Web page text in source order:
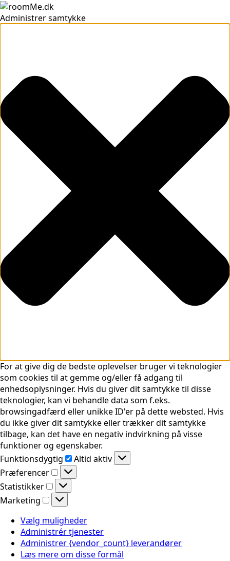
Administrer samtykke
For at give dig de bedste oplevelser bruger vi teknologier
som cookies til at gemme og/eller få adgang til
enhedsoplysninger. Hvis du giver dit samtykke til disse
teknologier, kan vi behandle data som f.eks.
browsingadfærd eller unikke ID'er på dette websted. Hvis
du ikke giver dit samtykke eller trækker dit samtykke
tilbage, kan det have en negativ indvirkning på visse
funktioner og egenskaber.
Funktionsdygtig
Funktionsdygtig
Altid aktiv
Præferencer
Præferencer
Statistikker
Statistikker
Marketing
Marketing
Vælg muligheder
Administrér tjenester
Administrer {vendor_count} leverandører
Læs mere om disse formål